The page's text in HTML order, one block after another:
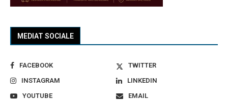
MEDIAT SOCIALE
FACEBOOK
TWITTER
INSTAGRAM
LINKEDIN
YOUTUBE
EMAIL